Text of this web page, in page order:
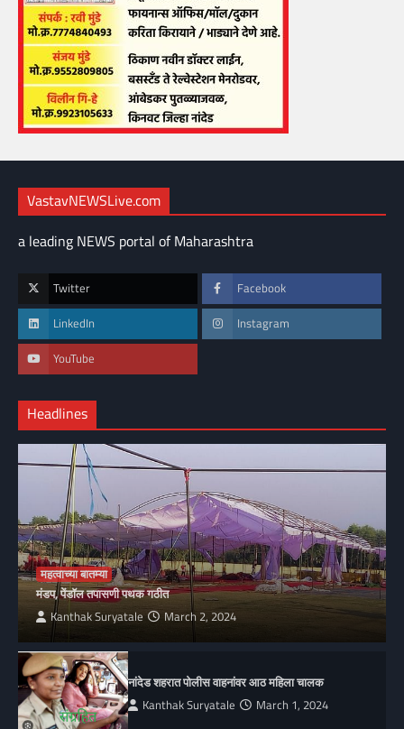
VastavNEWSLive.com
a leading NEWS portal of Maharashtra
Twitter Facebook
LinkedIn Instagram
YouTube
Headlines
महत्वाच्या बातम्या
मंडप, पेंडॉल तपासणी पथक गठीत
Kanthak Suryatale March 2, 2024
नांदेड शहरात पोलीस वाहनांवर आठ महिला चालक
Kanthak Suryatale March 1, 2024